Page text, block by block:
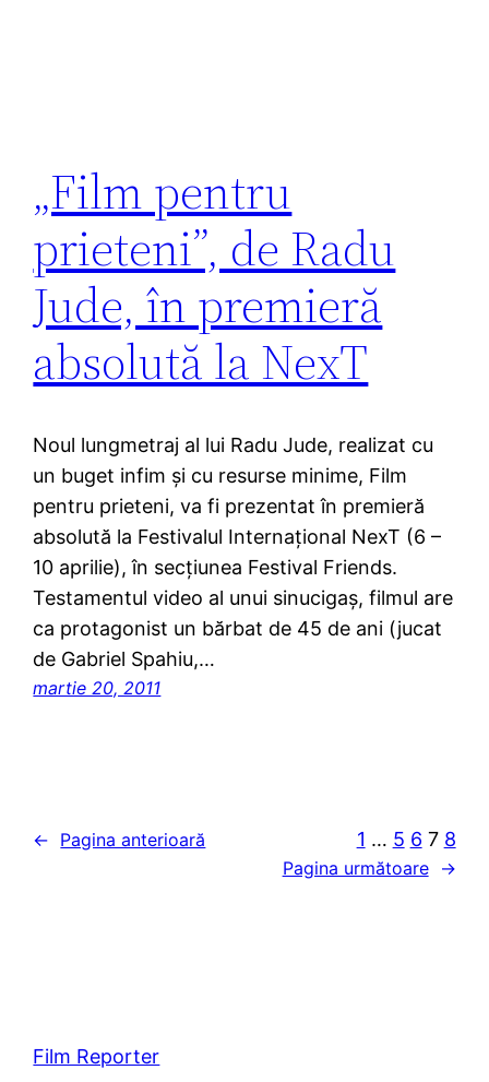
„Film pentru
prieteni”, de Radu
Jude, în premieră
absolută la NexT
Noul lungmetraj al lui Radu Jude, realizat cu
un buget infim şi cu resurse minime, Film
pentru prieteni, va fi prezentat în premieră
absolută la Festivalul Internaţional NexT (6 –
10 aprilie), în secţiunea Festival Friends.
Testamentul video al unui sinucigaş, filmul are
ca protagonist un bărbat de 45 de ani (jucat
de Gabriel Spahiu,…
martie 20, 2011
← Pagina anterioară 1 … 5 6 7 8
Pagina următoare →
Film Reporter